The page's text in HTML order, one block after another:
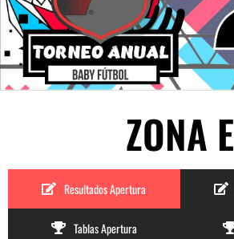
ZONA E
Resultados Apertura
Tablas Apertura